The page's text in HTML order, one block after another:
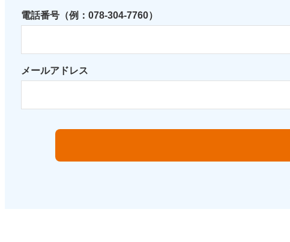
電話番号（例：078-304-7760）
メールアドレス